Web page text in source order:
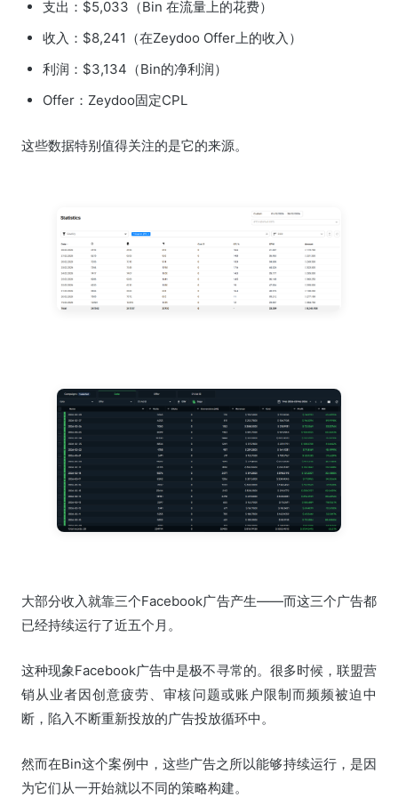
支出：$5,033（Bin 在流量上的花费）
收入：$8,241（在Zeydoo Offer上的收入）
利润：$3,134（Bin的净利润）
Offer：Zeydoo固定CPL
这些数据特别值得关注的是它的来源。
大部分收入就靠三个Facebook广告产生——而这三个广告都
已经持续运行了近五个月。
这种现象Facebook广告中是极不寻常的。很多时候，联盟营
销从业者因创意疲劳、审核问题或账户限制而频频被迫中
断，陷入不断重新投放的广告投放循环中。
然而在Bin这个案例中，这些广告之所以能够持续运行，是因
为它们从一开始就以不同的策略构建。